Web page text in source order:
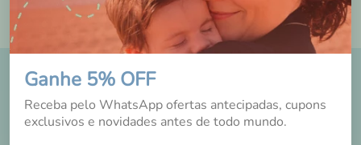
Ganhe 5% OFF
Receba pelo WhatsApp ofertas antecipadas, cupons
exclusivos e novidades antes de todo mundo.
DICAS E NOVIDADES
NO INSTAGRAM